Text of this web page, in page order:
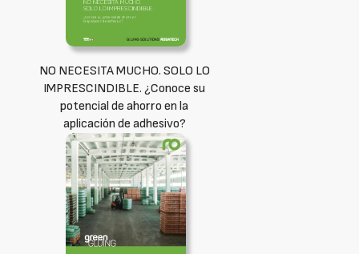
NO NECESITA MUCHO. SOLO LO
IMPRESCINDIBLE. ¿Conoce su
potencial de ahorro en la
aplicación de adhesivo?